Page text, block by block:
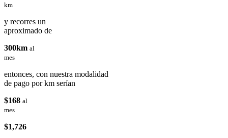
km
y recorres un
aproximado de
300km al
mes
entonces, con nuestra modalidad
de pago por km serían
$168 al
mes
$1,726